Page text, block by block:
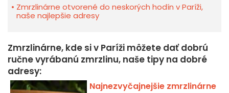
Zmrzlinárne otvorené do neskorých hodín v Paríži,
naše najlepšie adresy
Zmrzlinárne, kde si v Paríži môžete dať dobrú
ručne vyrábanú zmrzlinu, naše tipy na dobré
adresy:
Najnezvyčajnejšie zmrzlinárne